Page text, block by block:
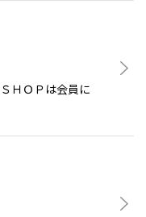
ＨＯＰは会員に